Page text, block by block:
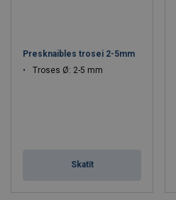
Presknaibles trosei 2-5mm
Troses Ø: 2-5 mm
Skatīt